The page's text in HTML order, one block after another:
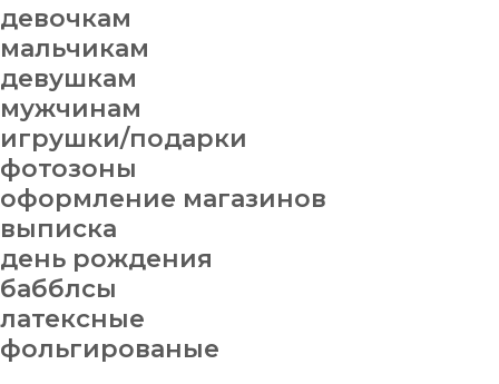
девочкам
мальчикам
девушкам
мужчинам
игрушки/подарки
фотозоны
оформление магазинов
выписка
день рождения
бабблсы
латексные
фольгированые